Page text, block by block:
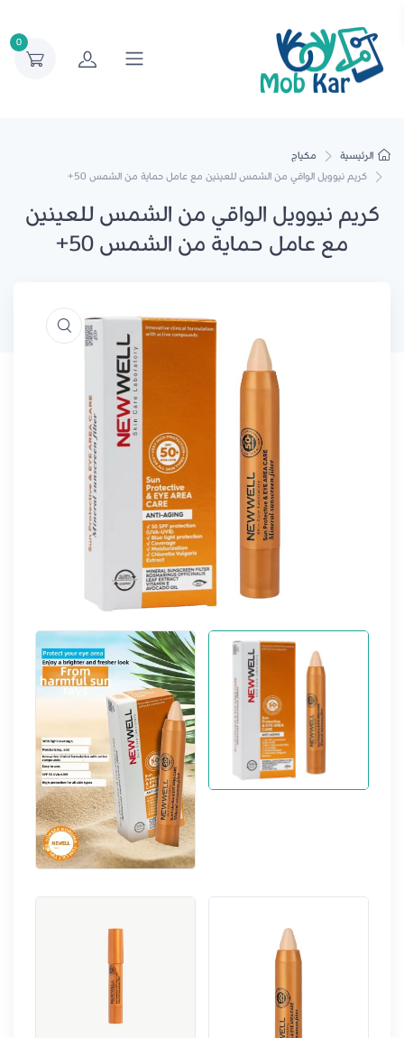
0
الرئيسية
مكياج
كريم نيوويل الواقي من الشمس للعينين مع عامل حماية من الشمس 50+
كريم نيوويل الواقي من الشمس للعينين
مع عامل حماية من الشمس 50+